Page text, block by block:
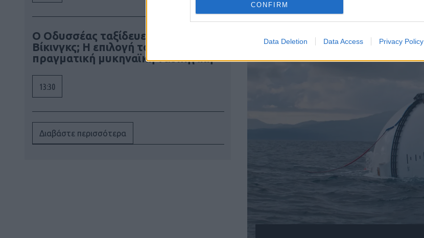
CONFIRM
Data Deletion Data Access Privacy Policy
Ο Οδυσσέας ταξίδευε με πλοίο των
Βίκινγκς; Η επιλογή του Νόλαν και η
πραγματική μυκηναϊκή ναυπηγική
13:30
Διαβάστε περισσότερα